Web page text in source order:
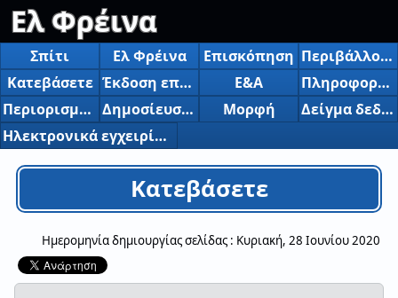
Ελ Φρέινα
Σπίτι Ελ Φρέινα Επισκόπηση
Περιβάλλον λειτουργίας
Κατεβάσετε
Έκδοση επάνω στο ιστορικό Ε&Α
Πληροφορίες για την αγορά της έκδοσης κοινής χρήσης
Περιορισμοί δωρεάν έκδοσης
Δημοσίευση, εισαγωγή κ.λπ. Μορφή
Δείγμα δεδομένων
Ηλεκτρονικά εγχειρίδια
Κατεβάσετε
Ημερομηνία δημιουργίας σελίδας : Κυριακή, 28 Ιουνίου 2020